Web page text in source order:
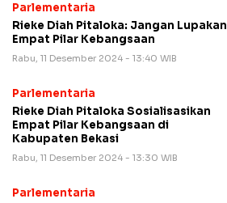
Parlementaria
Rieke Diah Pitaloka: Jangan Lupakan
Empat Pilar Kebangsaan
Rabu, 11 Desember 2024 - 13:40 WIB
Parlementaria
Rieke Diah Pitaloka Sosialisasikan
Empat Pilar Kebangsaan di
Kabupaten Bekasi
Rabu, 11 Desember 2024 - 13:30 WIB
Parlementaria